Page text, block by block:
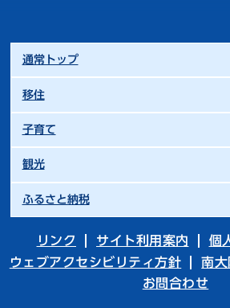
通常トップ
移住
子育て
観光
ふるさと納税
リンク サイト利用案内
個
ウェブアクセシビリティ方針
南大
お問合わせ